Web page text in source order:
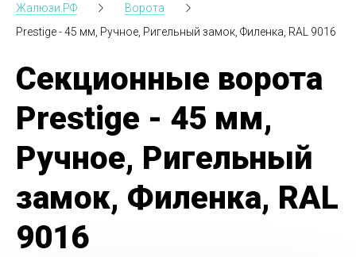
Жалюзи.РФ
Ворота
Prestige - 45 мм, Ручное, Ригельный замок, Филенка, RAL 9016
Секционные ворота
Prestige - 45 мм,
Ручное, Ригельный
замок, Филенка, RAL
9016